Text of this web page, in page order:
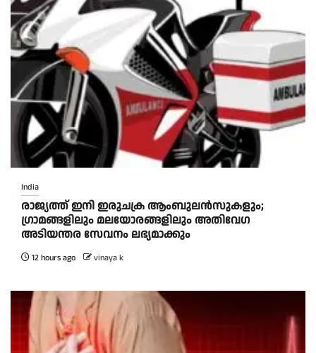
India
രാജ്യത്ത് ഇനി ഇരുചക്ര ആംബുലന്‍സുകളും;
ഗ്രാമങ്ങളിലും മലയോരങ്ങളിലും അതിവേഗ
അടിയന്തര സേവനം ലഭ്യമാക്കും
12 hours ago vinaya k